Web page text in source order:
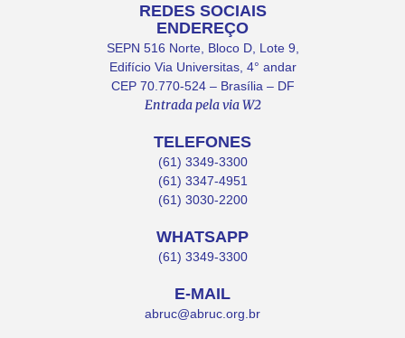
REDES SOCIAIS
ENDEREÇO
SEPN 516 Norte, Bloco D, Lote 9,
Edifício Via Universitas, 4° andar
CEP 70.770-524 – Brasília – DF
Entrada pela via W2
TELEFONES
(61) 3349-3300
(61) 3347-4951
(61) 3030-2200
WHATSAPP
(61) 3349-3300
E-MAIL
abruc@abruc.org.br